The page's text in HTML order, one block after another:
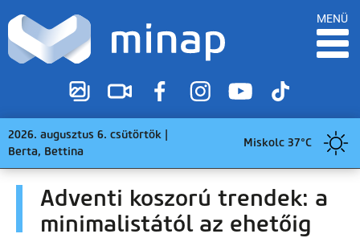
MENÜ
2026. augusztus 6. csütörtök |
Berta, Bettina
Miskolc 37°C
Adventi koszorú trendek: a
minimalistától az ehetőig